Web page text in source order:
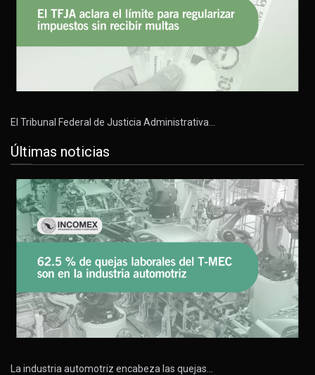
El Tribunal Federal de Justicia Administrativa…
Últimas noticias
La industria automotriz encabeza las quejas…